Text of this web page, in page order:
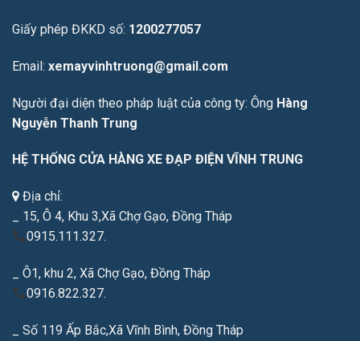
Giấy phép ĐKKD số: 1200277057
Email: xemayvinhtruong@gmail.com
Người đại diện theo pháp luật của công ty: Ông Hàng
Nguyễn Thanh Trung
HỆ THỐNG CỬA HÀNG XE ĐẠP ĐIỆN VĨNH TRUNG
Địa chỉ:
_ 15, Ô 4, Khu 3,Xã Chợ Gạo, Đồng Tháp
0915.111.327.
_ Ô1, khu 2, Xã Chợ Gạo, Đồng Tháp
0916.822.327.
_ Số 119 Ấp Bắc,Xã Vĩnh Bình, Đồng Tháp